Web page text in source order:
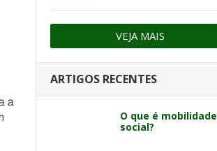
a
VEJA MAIS
ARTIGOS RECENTES
O que é mobilidade
social?